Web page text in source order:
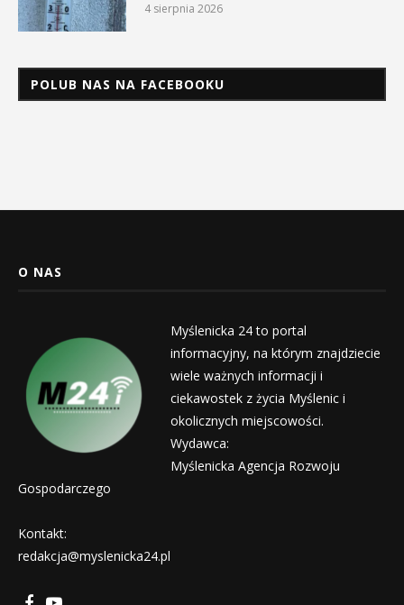
4 sierpnia 2026
POLUB NAS NA FACEBOOKU
O NAS
Myślenicka 24 to portal
informacyjny, na którym znajdziecie
wiele ważnych informacji i
ciekawostek z życia Myślenic i
okolicznych miejscowości.
Wydawca:
Myślenicka Agencja Rozwoju
Gospodarczego
Kontakt:
redakcja@myslenicka24.pl